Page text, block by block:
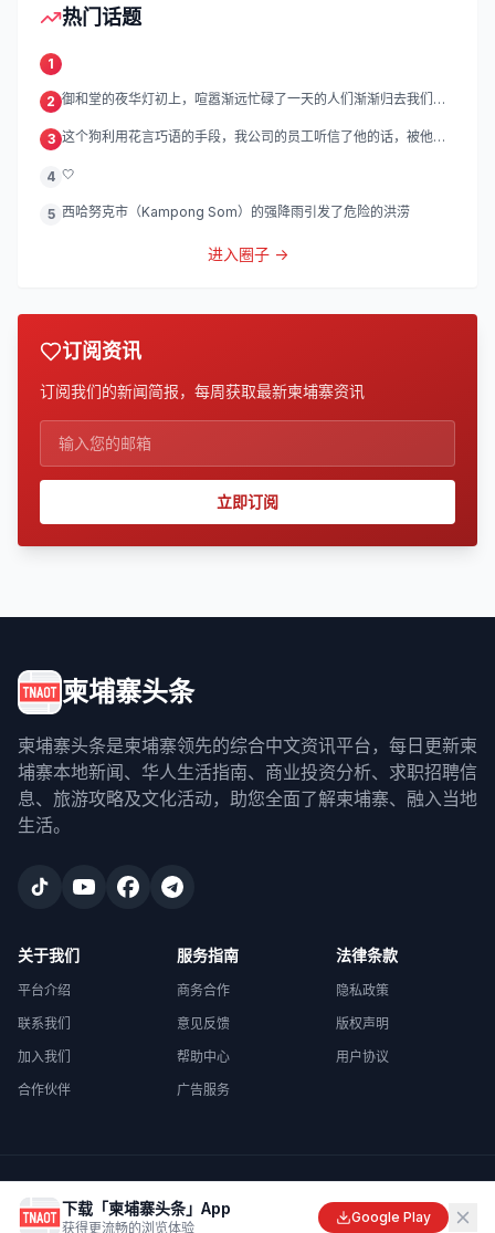
热门话题
1
2 御和堂的夜华灯初上，喧嚣渐远忙碌了一天的人们渐渐归去我们的
3 这个狗利用花言巧语的手段，我公司的员工听信了他的话，被他带
4 🤍
5 西哈努克市（Kampong Som）的强降雨引发了危险的洪涝
进入圈子 →
订阅资讯
订阅我们的新闻简报，每周获取最新柬埔寨资讯
立即订阅
柬埔寨头条
柬埔寨头条是柬埔寨领先的综合中文资讯平台，每日更新柬
埔寨本地新闻、华人生活指南、商业投资分析、求职招聘信
息、旅游攻略及文化活动，助您全面了解柬埔寨、融入当地
生活。
关于我们
平台介绍
联系我们
加入我们
合作伙伴
服务指南
商务合作
意见反馈
帮助中心
广告服务
法律条款
隐私政策
版权声明
用户协议
Made with
in Cambodia
下载「柬埔寨头条」App
获得更流畅的浏览体验
Google Play